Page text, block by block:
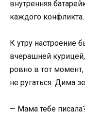
внутренняя
каждого конфликта.
К утру настроение
вчерашней
ровно в тот
не ругаться. Дима
— Мама тебе